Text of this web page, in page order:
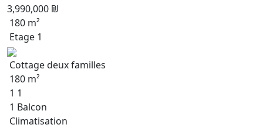
3,990,000 ₪
180 m²
Etage 1
Cottage deux familles
180 m²
1 1
1 Balcon
Climatisation